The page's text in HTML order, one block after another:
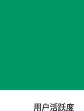
用户活跃度